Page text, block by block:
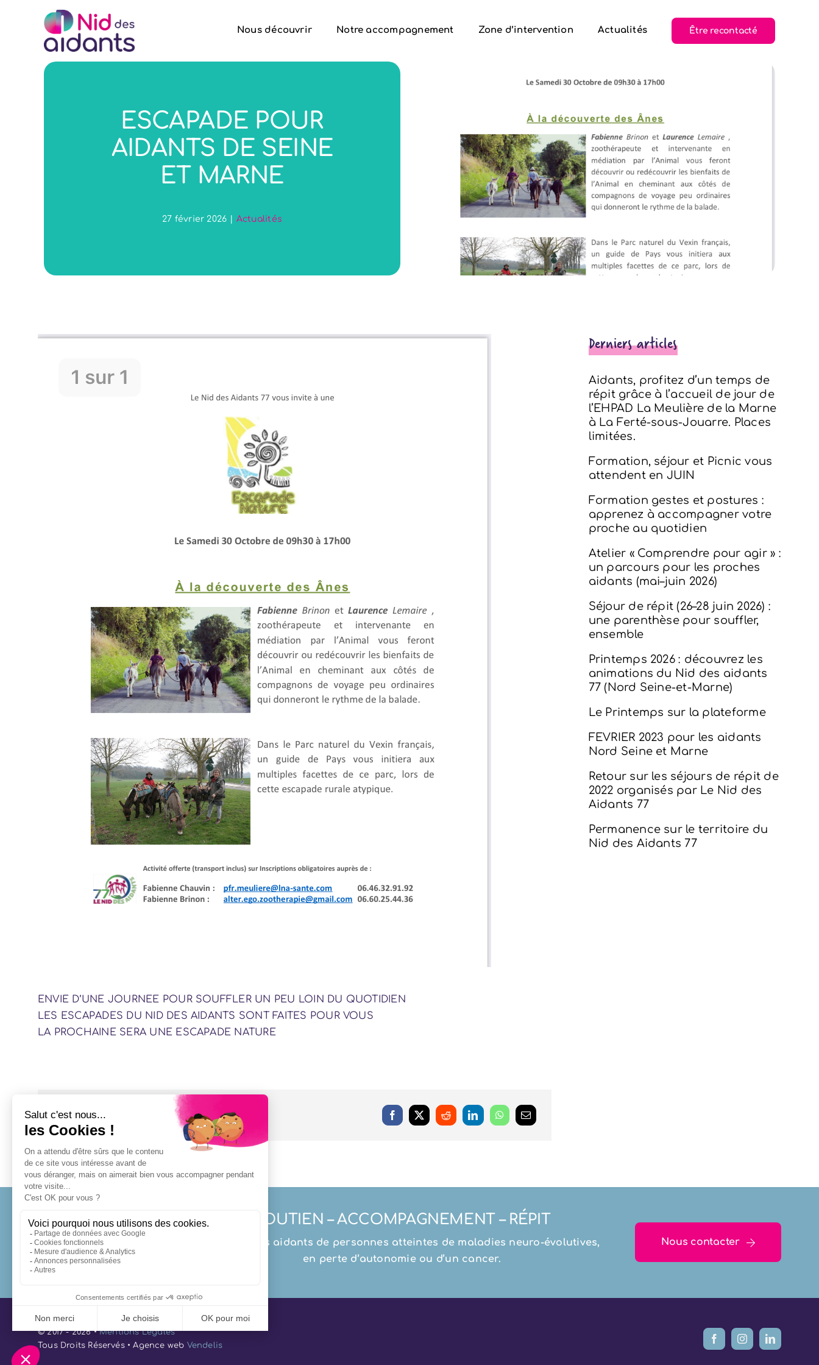
Nous découvrir Notre accompagnement Zone d’intervention Actualités Être recontacté
ESCAPADE POUR
AIDANTS DE SEINE
ET MARNE
27 février 2026 | Actualités
ENVIE D’UNE JOURNEE POUR SOUFFLER UN PEU LOIN DU QUOTIDIEN
LES ESCAPADES DU NID DES AIDANTS SONT FAITES POUR VOUS
LA PROCHAINE SERA UNE ESCAPADE NATURE
Partager cet article !
Derniers articles
Aidants, profitez d’un temps de
répit grâce à l’accueil de jour de
l’EHPAD La Meulière de la Marne
à La Ferté-sous-Jouarre. Places
limitées.
Formation, séjour et Picnic vous
attendent en JUIN
Formation gestes et postures :
apprenez à accompagner votre
proche au quotidien
Atelier « Comprendre pour agir » :
un parcours pour les proches
aidants (mai–juin 2026)
Séjour de répit (26–28 juin 2026) :
une parenthèse pour souffler,
ensemble
Printemps 2026 : découvrez les
animations du Nid des aidants
77 (Nord Seine-et-Marne)
Le Printemps sur la plateforme
FEVRIER 2023 pour les aidants
Nord Seine et Marne
Retour sur les séjours de répit de
2022 organisés par Le Nid des
Aidants 77
Permanence sur le territoire du
Nid des Aidants 77
SOUTIEN – ACCOMPAGNEMENT – RÉPIT
Des proches aidants de personnes atteintes de maladies neuro-évolutives,
en perte d’autonomie ou d’un cancer.
Nous contacter
© 2017 - 2026 •Mentions Légales
Tous Droits Réservés • Agence web Vendelis